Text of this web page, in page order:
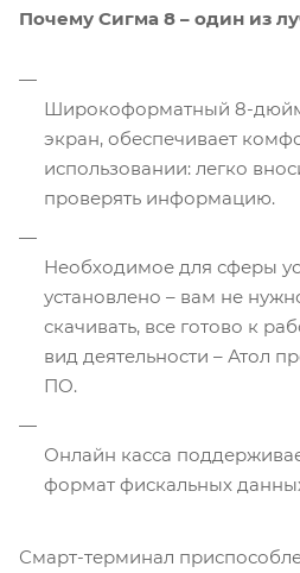
Почему Сигма 8 – один из
Широкоформатный 8-
экран, обеспечивает
использовании: легко
проверять информацию.
Необходимое для сферы
установлено – вам не
скачивать, все готово к
вид деятельности – Атол
ПО.
Онлайн касса
формат фискальных
Смарт-терминал